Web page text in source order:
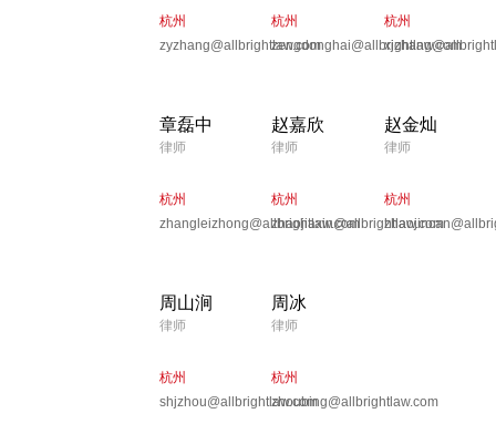
杭州
zyzhang@allbrightlaw.com
杭州
zengdonghai@allbrightlaw.com
杭州
章磊中
律师
杭州
zhangleizhong@allbrightlaw.com
赵嘉欣
律师
杭州
zhaojiaxin@allbrightlaw.com
赵金灿
律师
杭州
周山涧
律师
杭州
shjzhou@allbrightlaw.com
周冰
律师
杭州
zhoubing@allbrightlaw.com